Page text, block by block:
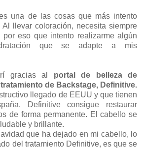
una de las cosas que más intento
llevar coloración, necesita siempre
eso que intento realizarme algún
que se adapte a mis
gracias al portal de belleza de
de Backstage, Definitive.
llegado de EEUU y que tienen
Definitive consigue restaurar
de forma permanente. El cabello se
y brillante.
que ha dejado en mi cabello, lo
del tratamiento Definitive, es que se